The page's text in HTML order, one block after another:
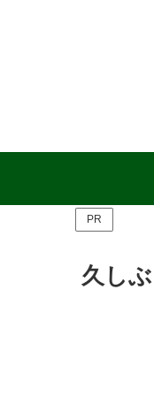
PR
久し